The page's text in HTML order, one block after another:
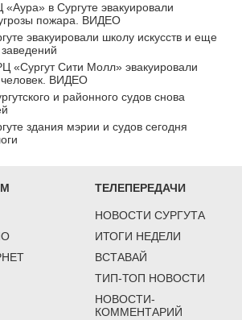
«Аура» в Сургуте эвакуировали
пожара. ВИДЕО
эвакуировали школу искусств и еще
«Сургут Сити Молл» эвакуировали
ВИДЕО
и районного судов снова
здания мэрии и судов сегодня
ТЕЛЕПЕРЕДАЧИ
НОВОСТИ СУРГУТА
ИТОГИ НЕДЕЛИ
ВСТАВАЙ
ТИП-ТОП НОВОСТИ
НОВОСТИ-
КОММЕНТАРИЙ